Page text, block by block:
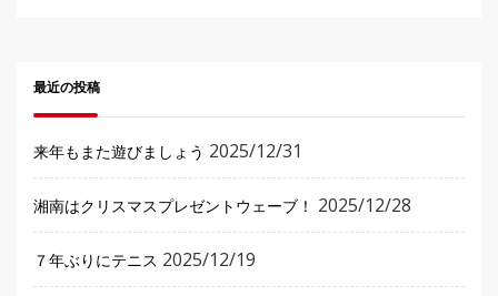
最近の投稿
来年もまた遊びましょう 2025/12/31
湘南はクリスマスプレゼントウェーブ！ 2025/12/28
７年ぶりにテニス 2025/12/19